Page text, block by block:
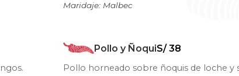
Maridaje: Malbec
Pollo y ÑoquiS/ 38
Pollo horneado sobre ñoquis de loche y